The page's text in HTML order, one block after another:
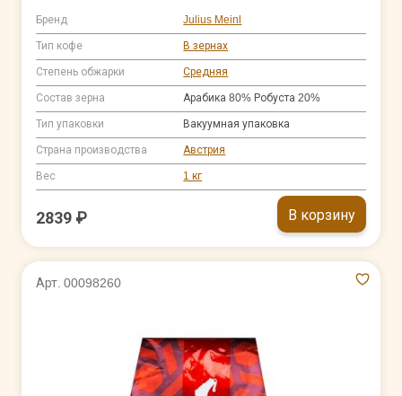
Бренд Julius Meinl
Тип кофе В зернах
Степень обжарки Средняя
Состав зерна Арабика 80% Робуста 20%
Тип упаковки Вакуумная упаковка
Страна производства Австрия
Вес 1 кг
2839 ₽ В корзину
Арт. 00098260